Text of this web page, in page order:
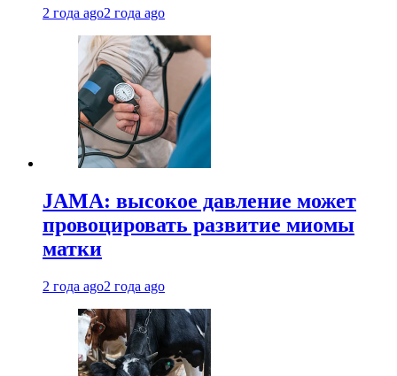
2 года ago2 года ago
JAMA: высокое давление может
провоцировать развитие миомы
матки
2 года ago2 года ago